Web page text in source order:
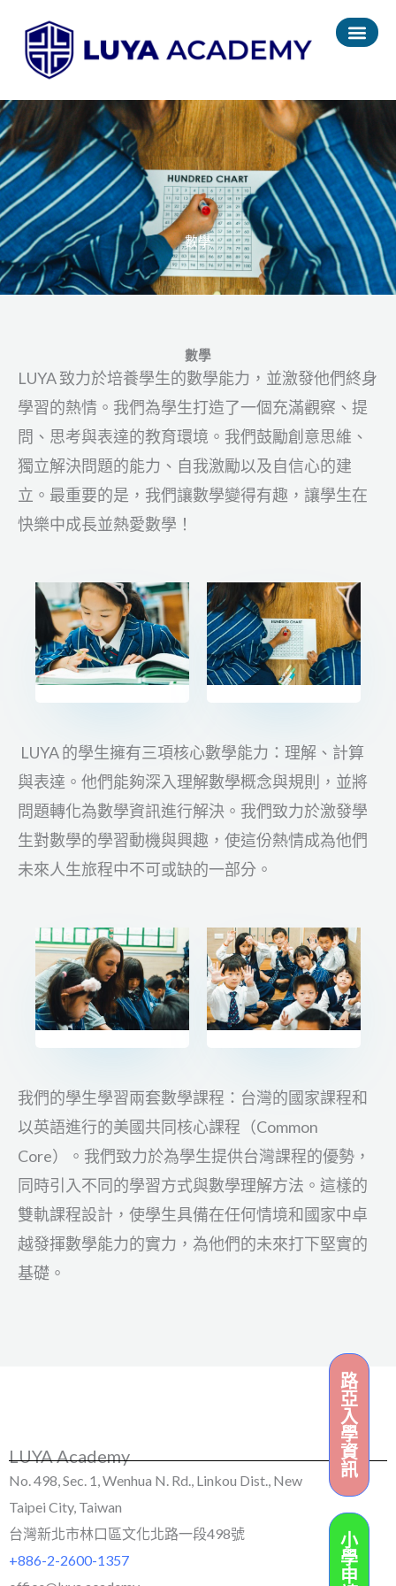
內
容
數學
數學
LUYA 致力於培養學生的數學能力，並激發他們終身
學習的熱情。我們為學生打造了一個充滿觀察、提
問、思考與表達的教育環境。我們鼓勵創意思維、
獨立解決問題的能力、自我激勵以及自信心的建
立。最重要的是，我們讓數學變得有趣，讓學生在
快樂中成長並熱愛數學！
LUYA 的學生擁有三項核心數學能力：理解、計算
與表達。他們能夠深入理解數學概念與規則，並將
問題轉化為數學資訊進行解決。我們致力於激發學
生對數學的學習動機與興趣，使這份熱情成為他們
未來人生旅程中不可或缺的一部分。
我們的學生學習兩套數學課程：台灣的國家課程和
以英語進行的美國共同核心課程（Common
Core）。我們致力於為學生提供台灣課程的優勢，
同時引入不同的學習方式與數學理解方法。這樣的
雙軌課程設計，使學生具備在任何情境和國家中卓
越發揮數學能力的實力，為他們的未來打下堅實的
基礎。
LUYA Academy
No. 498, Sec. 1, Wenhua N. Rd., Linkou Dist., New
Taipei City, Taiwan
台灣新北市林口區文化北路一段498號
+886-2-2600-1357
小
學
申
路
亞
入
學
資
訊